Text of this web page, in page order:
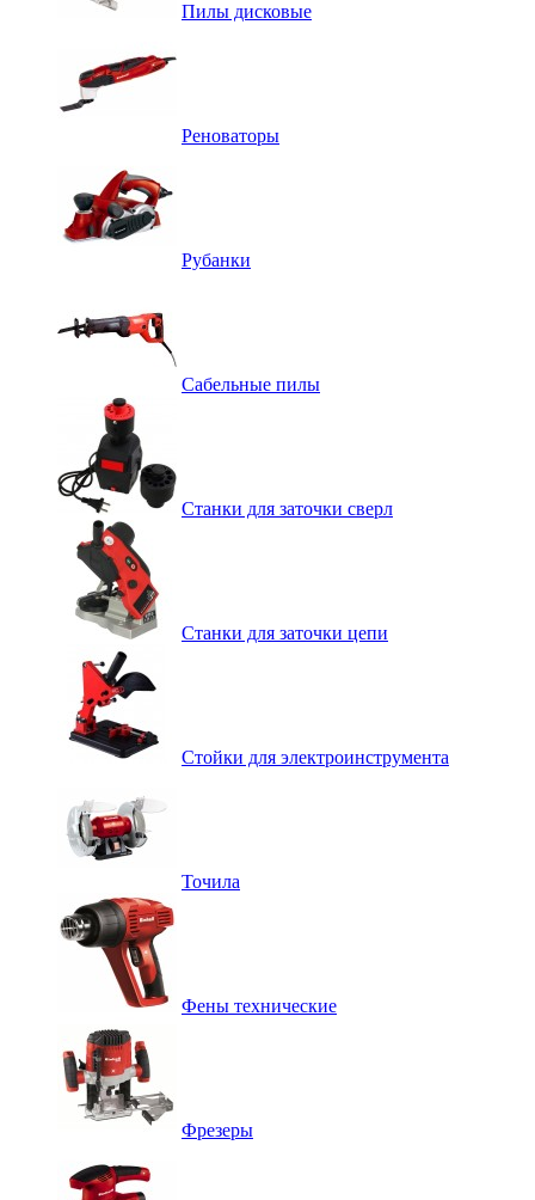
Пилы дисковые
Реноваторы
Рубанки
Сабельные пилы
Станки для заточки сверл
Станки для заточки цепи
Стойки для электроинструмента
Точила
Фены технические
Фрезеры